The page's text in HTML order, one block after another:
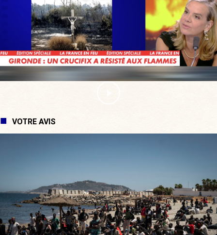
VOTRE AVIS